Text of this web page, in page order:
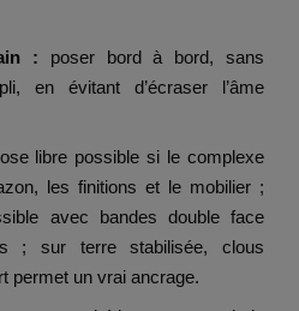
: poser bord à bord, sans
en évitant d’écraser l’âme
libre possible si le complexe
les finitions et le mobilier ;
avec bandes double face
; sur terre stabilisée, clous
permet un vrai ancrage.